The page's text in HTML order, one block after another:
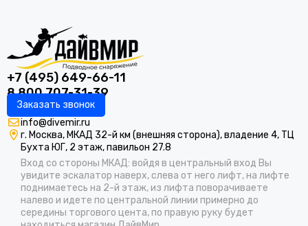
+7 (495) 649-66-11
8 800 707-31-39
Заказать звонок
info@divemir.ru
г. Москва, МКАД 32-й км (внешняя сторона), владение 4, ТЦ
Бухта ЮГ, 2 этаж, павильон 27.8
Вход со стороны МКАД: войдя в центральный вход Вы
увидите эскалатор наверх, слева от него лифт, на лифте
поднимаетесь на 2-й этаж, из лифта поворачиваете
налево и идете по центральной линии примерно до
середины торгового цента, по правую руку будет